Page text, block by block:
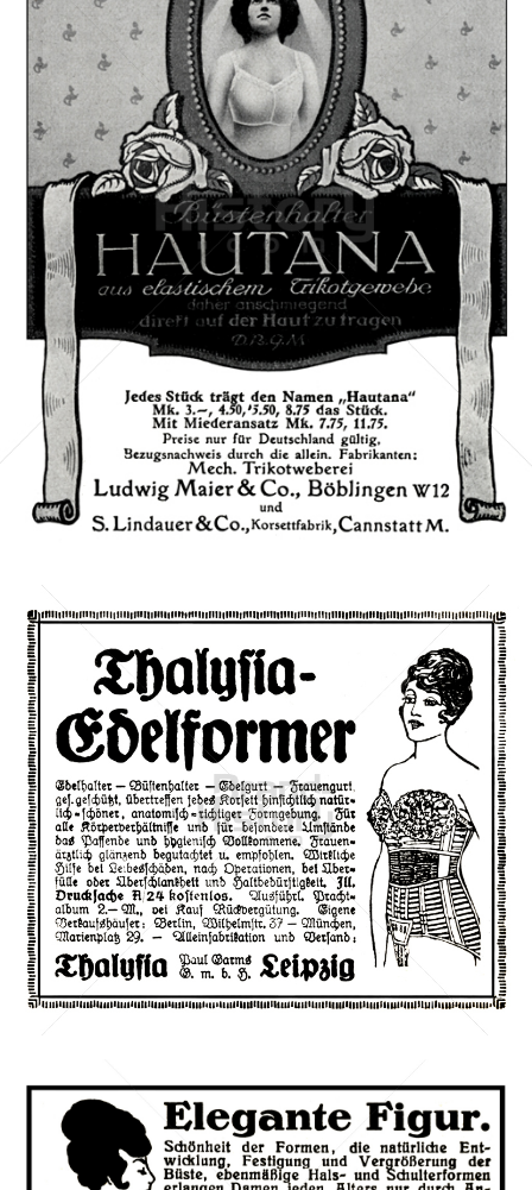
Hautana
Mechanische Trikotweberei Ludwig Maier & Cie. AG,
Böblingen
1916
Thalysia Paul Garms G. m. b. H., Leipzig 1921
Bild-ID: 40424